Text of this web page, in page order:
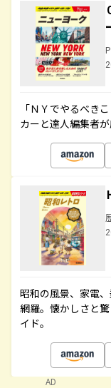
「ＮＹでやるべき
カーと達人編集者
昭和の風景、家電
網羅。懐かしさと
イド。
AD